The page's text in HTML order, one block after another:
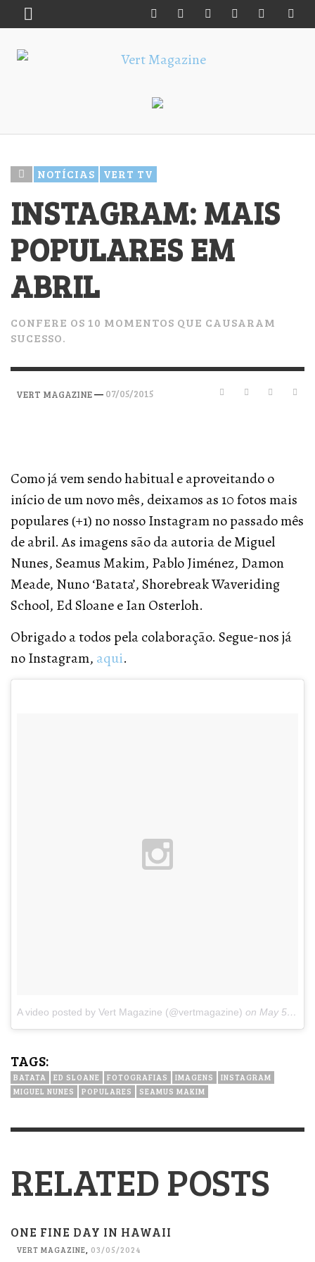
NOTÍCIAS VERT TV
INSTAGRAM: MAIS
POPULARES EM
ABRIL
CONFERE OS 10 MOMENTOS QUE CAUSARAM
SUCESSO.
VERT MAGAZINE— 07/05/2015
Como já vem sendo habitual e aproveitando o
início de um novo mês, deixamos as 10 fotos mais
populares (+1) no nosso Instagram no passado mês
de abril. As imagens são da autoria de Miguel
Nunes, Seamus Makim, Pablo Jiménez, Damon
Meade, Nuno ‘Batata’, Shorebreak Waveriding
School, Ed Sloane e Ian Osterloh.
Obrigado a todos pela colaboração. Segue-nos já
no Instagram, aqui.
A video posted by Vert Magazine (@vertmagazine) on May 5, 2015 at 12:58pm PDT
TAGS:
BATATA ED SLOANE FOTOGRAFIAS IMAGENS
INSTAGRAM
MIGUEL NUNES
POPULARES SEAMUS MAKIM
RELATED POSTS
ONE FINE DAY IN HAWAII
VERT MAGAZINE 03/05/2024